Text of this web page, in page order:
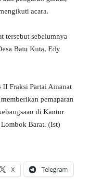
acara.
tersebut sebelumnya
Batu Kuta, Edy
Fraksi Partai Amanat
pemaparan
di Kantor
Barat. (Ist)
X Telegram